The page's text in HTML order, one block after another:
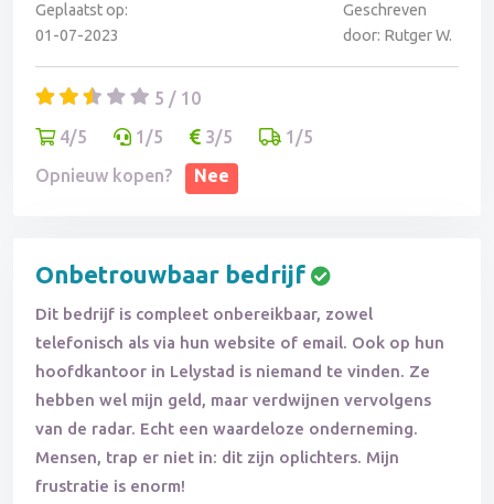
Geplaatst op:
01-07-2023
Geschreven
door: Rutger W.
5 / 10
4/5
1/5 3/5
1/5
Opnieuw kopen?
Nee
Onbetrouwbaar bedrijf
Dit bedrijf is compleet onbereikbaar, zowel
telefonisch als via hun website of email. Ook op hun
hoofdkantoor in Lelystad is niemand te vinden. Ze
hebben wel mijn geld, maar verdwijnen vervolgens
van de radar. Echt een waardeloze onderneming.
Mensen, trap er niet in: dit zijn oplichters. Mijn
frustratie is enorm!